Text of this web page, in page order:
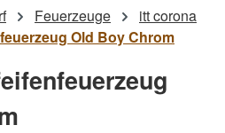
Feuerzeuge
itt corona
Old Boy Chrom